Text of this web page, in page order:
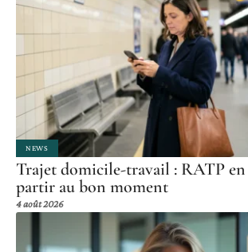
NEWS
Trajet domicile-travail : RATP
partir au bon moment
4 août 2026